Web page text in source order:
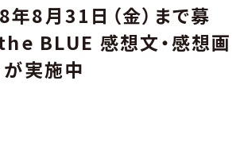
年8月31日（金）まで募
the BLUE 感想文・感想画
が実施中